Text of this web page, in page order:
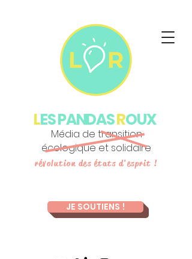
LES PANDASROUX
JE SOUTIENS !
Média de transition
écologique et solidaire
révolution des états d'esprit !